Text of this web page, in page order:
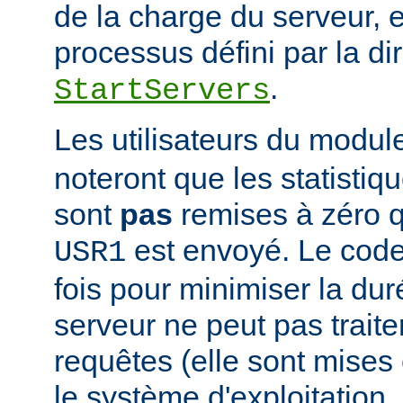
de la charge du serveur,
processus défini par la
StartServers.
Les utilisateurs du
noteront que les
sont pas remises à zéro
USR1 est envoyé. Le
fois pour minimiser la
serveur ne peut pas
requêtes (elle sont